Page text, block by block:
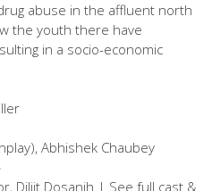
abuse in the affluent north
the youth there have
in a socio-economic
Abhishek Chaubey
Diljit Dosanjh | See full cast &